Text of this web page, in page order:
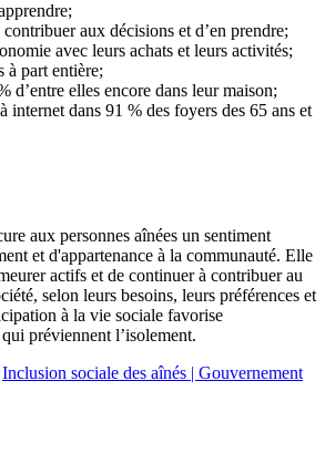
contribuer aux décisions et d’en prendre;
avec leurs achats et leurs activités;
à part entière;
d’entre elles encore dans leur maison;
internet dans 91 % des foyers des 65 ans et
aux personnes aînées un sentiment
et d'appartenance à la communauté. Elle
actifs et de continuer à contribuer au
selon leurs besoins, leurs préférences et
à la vie sociale favorise
préviennent l’isolement.
Inclusion sociale des aînés | Gouvernement